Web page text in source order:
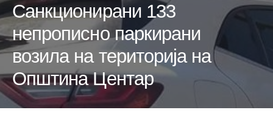
Санкционирани 133
непрописно паркирани
возила на територија на
Општина Центар